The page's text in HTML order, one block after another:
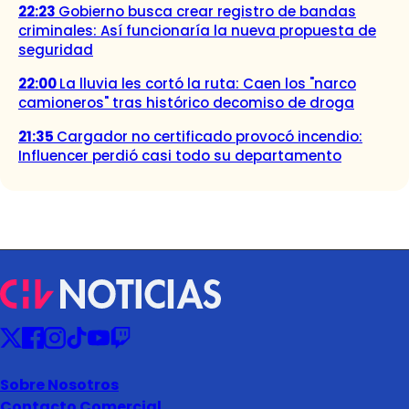
22:23 Gobierno busca crear registro de bandas
criminales: Así funcionaría la nueva propuesta de
seguridad
22:00La lluvia les cortó la ruta: Caen los "narco
camioneros" tras histórico decomiso de droga
21:35 Cargador no certificado provocó incendio:
Influencer perdió casi todo su departamento
Sobre Nosotros